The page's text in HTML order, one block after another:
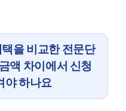
을 비교한 전문단
액 차이에서 신청
야 하나요